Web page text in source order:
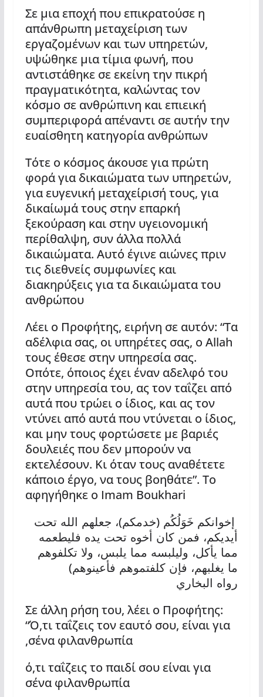
Σε μια εποχή που επικρατούσε η
απάνθρωπη μεταχείριση των
εργαζομένων και των υπηρετών,
υψώθηκε μια τίμια φωνή, που
αντιστάθηκε σε εκείνη την πικρή
πραγματικότητα, καλώντας τον
κόσμο σε ανθρώπινη και επιεική
συμπεριφορά απέναντι σε αυτήν την
ευαίσθητη κατηγορία ανθρώπων
Τότε ο κόσμος άκουσε για πρώτη
φορά για δικαιώματα των υπηρετών,
για ευγενική μεταχείρισή τους, για
δικαίωμά τους στην επαρκή
ξεκούραση και στην υγειονομική
περίθαλψη, συν άλλα πολλά
δικαιώματα. Αυτό έγινε αιώνες πριν
τις διεθνείς συμφωνίες και
διακηρύξεις για τα δικαιώματα του
ανθρώπου
Λέει ο Προφήτης, ειρήνη σε αυτόν: “Τα
αδέλφια σας, οι υπηρέτες σας, ο Allah
τους έθεσε στην υπηρεσία σας.
Οπότε, όποιος έχει έναν αδελφό του
στην υπηρεσία του, ας τον ταΐζει από
αυτά που τρώει ο ίδιος, και ας τον
ντύνει από αυτά που ντύνεται ο ίδιος,
και μην τους φορτώσετε με βαριές
δουλειές που δεν μπορούν να
εκτελέσουν. Κι όταν τους αναθέτετε
κάποιο έργο, να τους βοηθάτε”. Το
αφηγήθηκε ο Imam Boukhari
إخوانكم خَوَلُكُم (خدمكم)، جعلهم الله تحت
أيديكم، فمن كان أخوه تحت يده فليطعمه
مما يأكل، وليلبسه مما يلبس، ولا تكلفوهم
ما يغلبهم، فإن كلفتموهم فأعينوهم)
رواه البخاري
Σε άλλη ρήση του, λέει ο Προφήτης:
“Ό,τι ταΐζεις τον εαυτό σου, είναι για
σένα φιλανθρωπία,
ό,τι ταΐζεις το παιδί σου είναι για
σένα φιλανθρωπία